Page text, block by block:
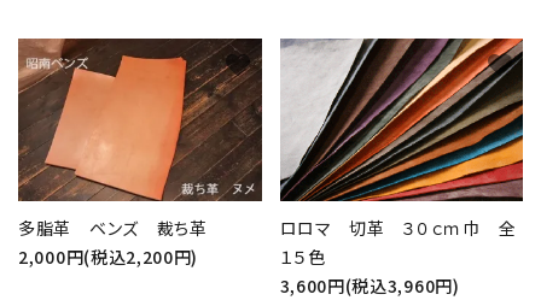
多脂革 ベンズ 裁ち革
2,000円(税込2,200円)
favorite
ロロマ 切革 ３０ｃｍ巾 全
１５色
3,600円(税込3,960円)
favorite